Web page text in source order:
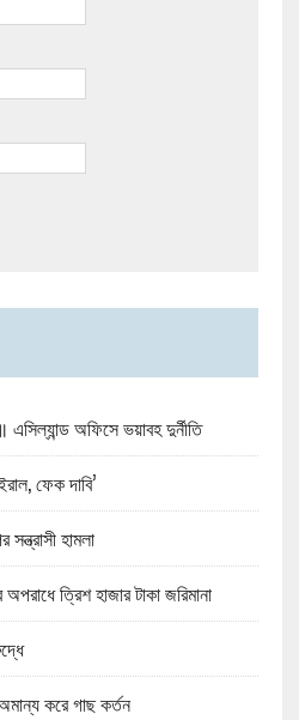
অফিসে ভয়াবহ দুর্নীতি
ফেক দাবি’
হামলা
ত্রিশ হাজার টাকা জরিমানা
করে গাছ কর্তন